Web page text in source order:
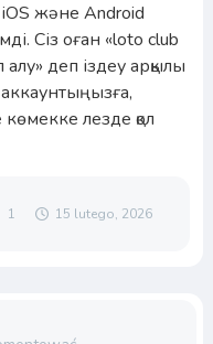
және Android
Сіз оған «loto club
деп іздеу арқылы
лезде қол
1 15 lutego, 2026